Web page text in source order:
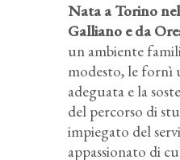
Nata a Torino
Galliano e da
un ambiente
modesto, le fornì
adeguata e la
del percorso di
impiegato del
appassionato di